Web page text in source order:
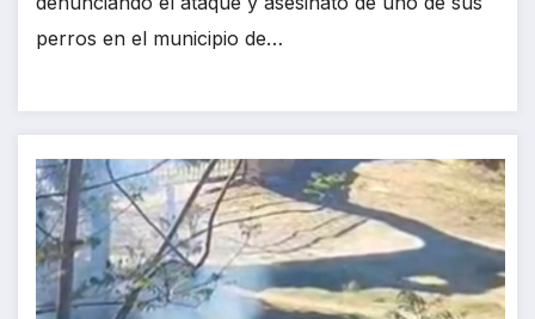
perros en el municipio de…